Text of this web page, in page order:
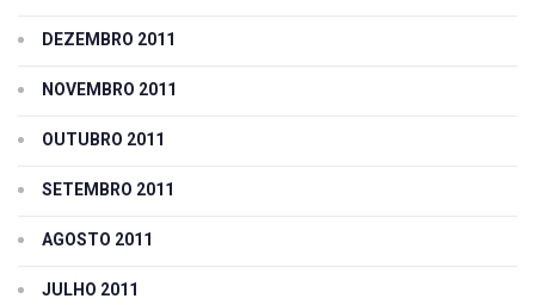
DEZEMBRO 2011
NOVEMBRO 2011
OUTUBRO 2011
SETEMBRO 2011
AGOSTO 2011
JULHO 2011